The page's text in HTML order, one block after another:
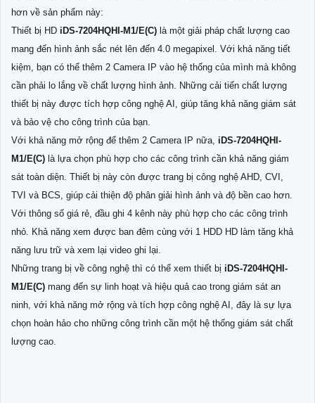
hơn về sản phẩm này:
Thiết bị HD iDS-7204HQHI-M1/E(C) là một giải pháp chất lượng cao
mang đến hình ảnh sắc nét lên đến 4.0 megapixel. Với khả năng tiết
kiệm, bạn có thể thêm 2 Camera IP vào hệ thống của mình mà không
cần phải lo lắng về chất lượng hình ảnh. Những cải tiến chất lượng
thiết bị này được tích hợp công nghệ AI, giúp tăng khả năng giám sát
và bảo vệ cho công trình của bạn.
Với khả năng mở rộng để thêm 2 Camera IP nữa, iDS-7204HQHI-
M1/E(C) là lựa chọn phù hợp cho các công trình cần khả năng giám
sát toàn diện. Thiết bị này còn được trang bị công nghệ AHD, CVI,
TVI và BCS, giúp cải thiện độ phân giải hình ảnh và độ bền cao hơn.
Với thông số giá rẻ, đầu ghi 4 kênh này phù hợp cho các công trình
nhỏ. Khả năng xem được ban đêm cùng với 1 HDD HD làm tăng khả
năng lưu trữ và xem lại video ghi lại.
Những trang bị về công nghệ thì có thể xem thiết bị iDS-7204HQHI-
M1/E(C) mang đến sự linh hoạt và hiệu quả cao trong giám sát an
ninh, với khả năng mở rộng và tích hợp công nghệ AI, đây là sự lựa
chọn hoàn hảo cho những công trình cần một hệ thống giám sát chất
lượng cao.